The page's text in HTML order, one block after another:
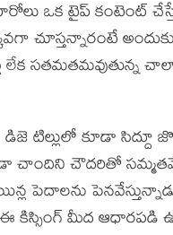
ఒక టైప్ కంటెంట్
చూస్తన్నారంటే
లేక సతమతమవుతున్న
టిల్లులో కూడా సిద్దూ
చాందిని చౌదరితో
పెదాలను
కిస్సింగ్ మీద ఆధారపడి